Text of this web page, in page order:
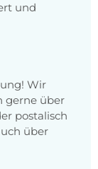
und
Wir
gerne über
postalisch
über